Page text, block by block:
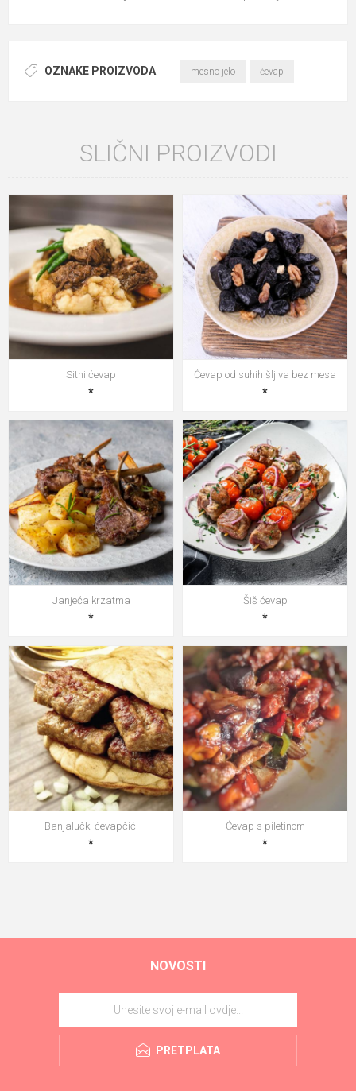
OZNAKE PROIZVODA mesno jelo ćevap
SLIČNI PROIZVODI
Sitni ćevap
*
Ćevap od suhih šljiva bez mesa
*
Janjeća krzatma
*
Šiš ćevap
*
Banjalučki ćevapčići
*
Ćevap s piletinom
*
NOVOSTI
PRETPLATA